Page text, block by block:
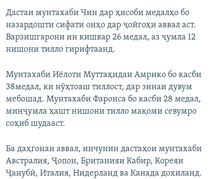
Дастаи мунтахаби Чин дар ҳисоби медалҳо бо
назардошти сифати онҳо дар ҷойгоҳи аввал аст.
Варзишгарони ин кишвар 26 медал, аз ҷумла 12
нишони тилло гирифтаанд.
Мунтахаби Иёлоти Муттаҳидаи Амрико бо касби
38медал, ки нӯҳтоаш тиллост, дар зинаи дувум
мебошад. Мунтахаби Фаронса бо касби 28 медал,
минҷумла ҳашт нишони тилло мақоми севумро
соҳиб шудааст.
Ба даҳгонаи аввал, инчунин дастаҳои мунтахаби
Австралия, Ҷопон, Британияи Кабир, Кореяи
Ҷанубӣ, Италия, Нидерланд ва Канада дохиланд.